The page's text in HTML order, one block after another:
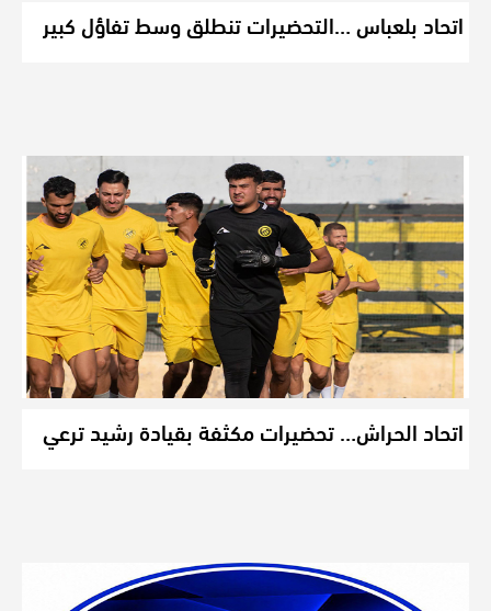
اتحاد بلعباس …التحضيرات تنطلق وسط تفاؤل كبير
اتحاد الحراش… تحضيرات مكثفة بقيادة رشيد ترعي